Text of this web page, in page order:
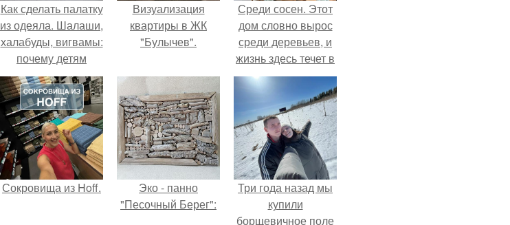
Как сделать палатку
из одеяла. Шалаши,
халабуды, вигвамы:
почему детям
полезно строить
домики
Визуализация
квартиры в ЖК
"Булычев".
Среди сосен. Этот
дом словно вырос
среди деревьев, и
жизнь здесь течет в
собственном ритме
- спокойно, без
спешки и лишнего
шума.
Сокровища из Hoff.
Эко - панно
"Песочный Берег":
Три года назад мы
купили
борщевичное поле